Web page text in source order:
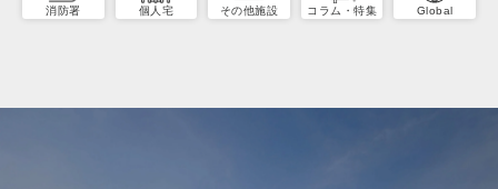
消防署 個人宅 その他施設 コラム・特集 Global